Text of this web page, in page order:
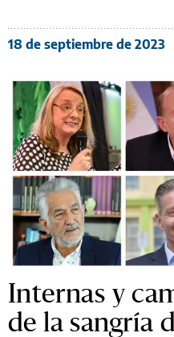
18 de septiembre de 2023
Internas y
de la sangría